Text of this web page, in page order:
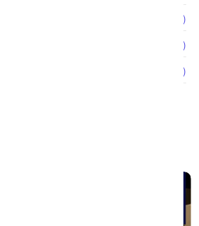
(1)
(1)
(47)